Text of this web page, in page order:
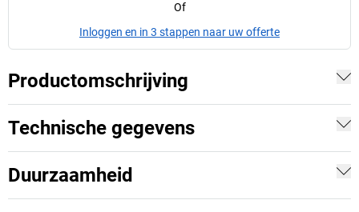
Of
Inloggen en in 3 stappen naar uw offerte
Productomschrijving
Technische gegevens
Duurzaamheid